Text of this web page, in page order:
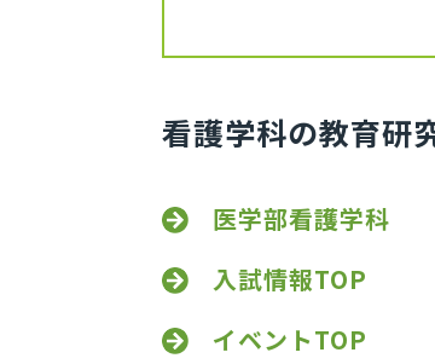
看護学科の教育研
医学部看護学科
入試情報TOP
イベントTOP